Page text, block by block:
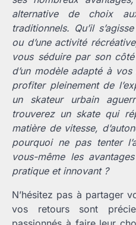
alternative de choix
traditionnels. Qu’il
ou d’une activité
vous séduire par son
d’un modèle adapté à
profiter pleinement de
un skateur urbain
trouverez un skate qui
matière de vitesse,
pourquoi ne pas tenter
vous-même les
pratique et innovant ?
N’hésitez pas à partager
vos retours sont